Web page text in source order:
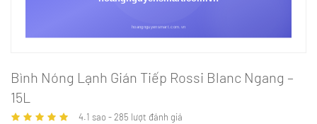
Bình Nóng Lạnh Gián Tiếp Rossi Blanc Ngang –
15L
4.1 sao -285 lượt đánh giá